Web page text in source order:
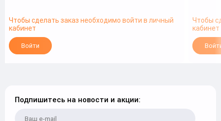
Чтобы сделать заказ необходимо войти в личный
кабинет
Войти
Чтобы
кабинет
Подпишитесь на новости и акции: